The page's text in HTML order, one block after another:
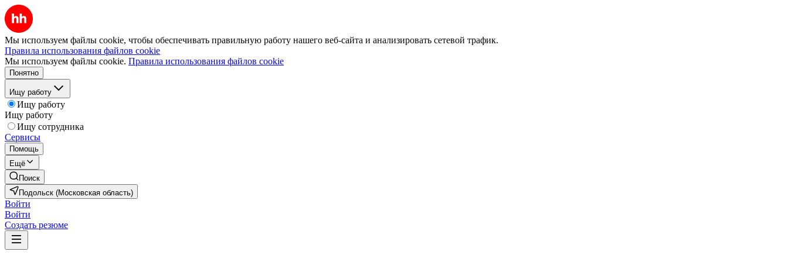
Мы используем файлы cookie, чтобы обеспечивать правильную работу нашего веб-сайта и анализировать сетевой трафик.
Правила использования файлов cookie
Мы используем файлы cookie. Правила использования файлов cookie
Понятно
Ищу работу
Ищу работу
Ищу работу
Ищу сотрудника
Сервисы
Помощь
Ещё
Поиск
Подольск (Московская область)
Войти
Войти
Создать резюме